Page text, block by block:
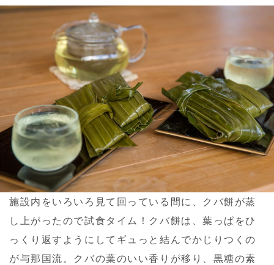
施設内をいろいろ見て回っている間に、クバ餅が蒸
し上がったので試食タイム！クバ餅は、葉っぱをひ
っくり返すようにしてギュっと結んでかじりつくの
が与那国流。クバの葉のいい香りが移り、黒糖の素